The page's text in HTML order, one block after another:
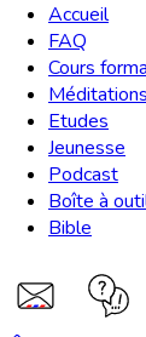
Accueil
FAQ
Cours
Méditations
Etudes
Jeunesse
Podcast
Boîte à
Bible